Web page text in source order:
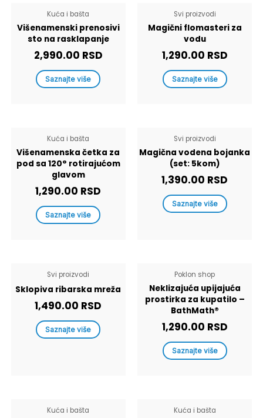
Kuća i bašta
Višenamenski prenosivi
sto na rasklapanje
2,990.00 RSD
Saznajte više
Svi proizvodi
Magični flomasteri za
vodu
1,290.00 RSD
Saznajte više
Kuća i bašta
Višenamenska četka za
pod sa 120° rotirajućom
glavom
1,290.00 RSD
Saznajte više
Svi proizvodi
Magična vodena bojanka
(set: 5kom)
1,390.00 RSD
Saznajte više
Svi proizvodi
Sklopiva ribarska mreža
1,490.00 RSD
Saznajte više
Poklon shop
Neklizajuća upijajuća
prostirka za kupatilo –
BathMath®
1,290.00 RSD
Saznajte više
Kuća i bašta Kuća i bašta